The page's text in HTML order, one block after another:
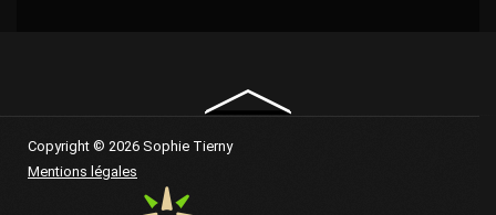
Copyright © 2026 Sophie Tierny
Mentions légales